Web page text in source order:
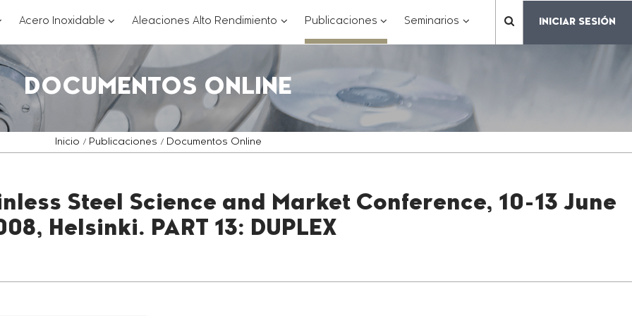
Acero Inoxidable???
key.formatter.header.toggle.subsections???
Aleaciones Alto Rendimiento ???
key.formatter.header.toggle.subsections???
Publicaciones???
key.formatter.header.toggle.subsections???
Seminarios ???
???
INICIAR SESIÓN
DOCUMENTOS ONLINE
Inicio Publicaciones Documentos Online
Steel Science and Market Conference, 10-13 June
Helsinki. PART 13: DUPLEX